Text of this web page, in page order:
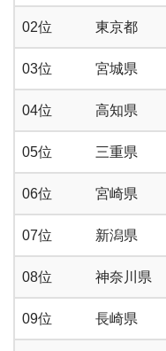
02位 東京都
03位 宮城県
04位 高知県
05位 三重県
06位 宮崎県
07位 新潟県
08位 神奈川県
09位 長崎県